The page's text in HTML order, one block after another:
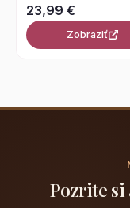
23,99 €
Zobraziť
Pozrite si